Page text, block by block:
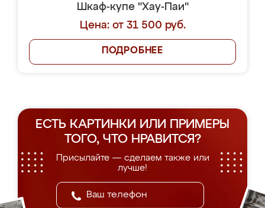
Шкаф-купе "Хау-Паи"
Цена: от 31 500 руб.
ПОДРОБНЕЕ
ЕСТЬ КАРТИНКИ ИЛИ ПРИМЕРЫ
ТОГО, ЧТО НРАВИТСЯ?
Присылайте — сделаем также или
лучше!